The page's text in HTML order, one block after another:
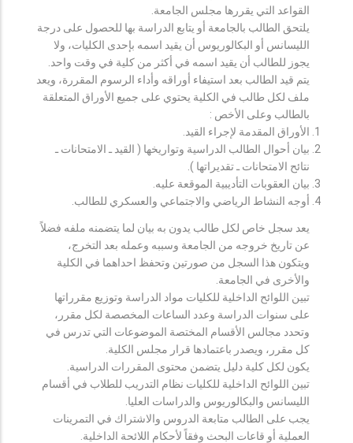
القواعد التي يقررها مجلس الجامعة.
يلتحق الطالب بالجامعة أو يتابع الدراسة بها للحصول على درجة
الليسانس أو البكالوريوس أن يقيد اسمه بإحدى الكليات، ولا
يجوز للطالب أن يقيد اسمه في أكثر من كلية في وقت واحد.
يتم قيد الطالب بعد استيفاء أوراقه وأداء الرسوم المقررة، ويعد
ملف لكل طالب في الكلية يحتوي على جميع الأوراق المتعلقة
بالطالب وعلى الأخص :
الأوراق المقدمة لإجراء القيد.
بيان أحوال الطالب الدراسية وتواريخها ( القيد ـ الامتحانات ـ
نتائح الامتحانات ـ تقديراتها ).
بيان العقوبات التأديبية الموقعة عليه.
أوجه النشاط الرياضي والاجتماعي والعسكري للطالب.
يعد سجل خاص لكل طالب يدون به بيان لما يتضمنه ملفه فضلاً
عن تاريخ خروجه من الجامعة وسببه وعمله بعد التخرج،
ويتكون هذا السجل من صورتين وتحفظ احداهما في الكلية
والأخرى في الجامعة.
تبين اللوائح الداخلية للكليات مواد الدراسة وتوزيع مقرراتها
على سنوات الدراسة وعدد الساعات المخصصة لكل مقرر،
وتحدد مجالس الأقسام المختصة الموضوعات التي تدرس في
كل مقرر، ويصدر باعتمادها قرار مجلس الكلية.
يكون لكل كلية دليل يتضمن محتوى المقررات الدراسية.
تبين اللوائح الداخلية للكليات نظام التدريب للطلاب في أقسام
الليسانس والبكالوريوس والدراسات العليا.
يجب على الطالب متابعة الدروس والاشتراك في التمرينات
العملية أو قاعات البحث وفقاً لأحكام اللائحة الداخلية.